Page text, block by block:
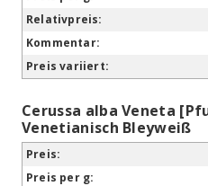
Cerussa alba Veneta
Venetianisch Bleyweiß